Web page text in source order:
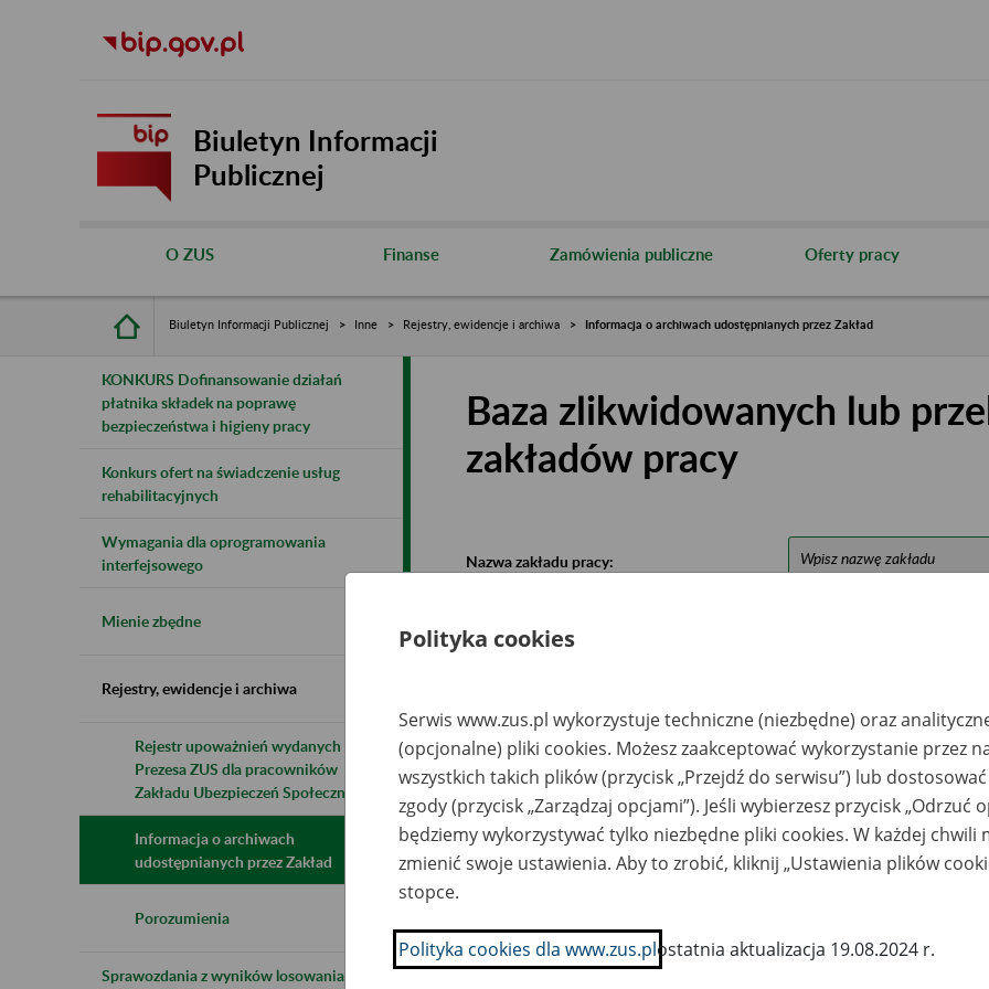
Biuletyn Informacji
Publicznej
O ZUS Finanse Zamówienia publiczne Oferty pracy
Biuletyn Informacji Publicznej Inne Rejestry, ewidencje i archiwa Informacja o archiwach udostępnianych przez Zakład
KONKURS Dofinansowanie działań
płatnika składek na poprawę
bezpieczeństwa i higieny pracy
Konkurs ofert na świadczenie usług
rehabilitacyjnych
Wymagania dla oprogramowania
interfejsowego
Mienie zbędne
Rejestry, ewidencje i archiwa
Rejestr upoważnień wydanych przez
Prezesa ZUS dla pracowników
Zakładu Ubezpieczeń Społecznych
Informacja o archiwach
udostępnianych przez Zakład
Porozumienia
Sprawozdania z wyników losowania do
Baza zlikwidowanych lub
zakładów pracy
Nazwa zakładu pracy:
Nazwa
zlikwidowanego
zakładu pracy
Miejsce
przechowywania
dokumentów
Nr zespołu akt w
archiwum
państwowym
Daty
Wandy 16.
Gospodarczych Sp. z
o.o. - Sosnowiec; ul.
Gacka 1; tel./fax 32
Polityka cookies
Serwis www.zus.pl wykorzystuje techniczne (niezbędne) oraz
(opcjonalne) pliki cookies. Możesz zaakceptować wykorzystanie przez
wszystkich takich plików (przycisk „Przejdź do serwisu”) lub
zgody (przycisk „Zarządzaj opcjami”). Jeśli wybierzesz przycisk „Odrzuć
będziemy wykorzystywać tylko niezbędne pliki cookies. W każdej chwili
zmienić swoje ustawienia. Aby to zrobić, kliknij „Ustawienia plików
stopce.
Polityka cookies dla www.zus.plostatnia aktualizacja 19.08.2024 r.